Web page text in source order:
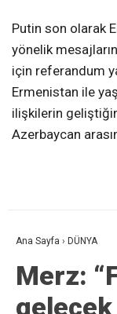
Putin son olarak
yönelik
için referandum
Ermenistan ile
ilişkilerin
Azerbaycan
Ana Sayfa › DÜNYA
Merz: